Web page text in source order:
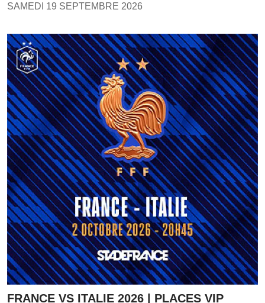
SAMEDI 19 SEPTEMBRE 2026
FRANCE VS ITALIE 2026 | PLACES VIP